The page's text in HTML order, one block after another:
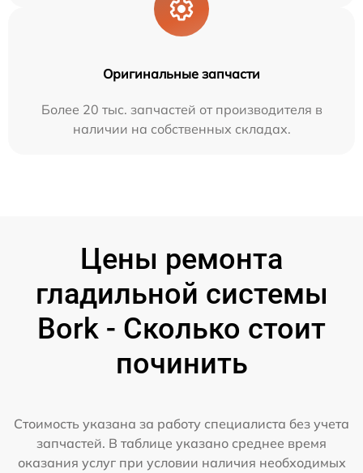
Оригинальные запчасти
Более 20 тыс. запчастей от производителя в
наличии на собственных складах.
Цены ремонта
гладильной системы
Bork - Сколько стоит
починить
Стоимость указана за работу специалиста без учета
запчастей. В таблице указано среднее время
оказания услуг при условии наличия необходимых